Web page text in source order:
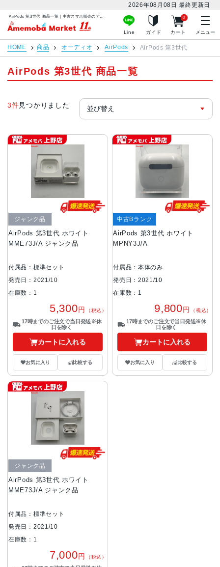
2026年08月08日 最終更新日
アメモバマーケット
Line ガイド カート
0
メニュー
HOME 商品 オーディオ AirPods AirPods 第3世代
AirPods 第3世代 商品一覧
3件見つかりました
AirPods 第3世代 ホワイト
MME73J/A ジャンク品
ジャンク品
付属品：標準セット
発売日：2021/10
在庫数：1
5,300円 （税込）
17時までのご注文で当日発送※休
日を除く
カートに入れる
お気に入り 比較する
AirPods 第3世代 ホワイト
MPNY3J/A
中古Bランク
付属品：本体のみ
発売日：2021/10
在庫数：1
9,800円 （税込）
17時までのご注文で当日発送※休
日を除く
カートに入れる
お気に入り 比較する
AirPods 第3世代 ホワイト
MME73J/A ジャンク品
ジャンク品
付属品：標準セット
発売日：2021/10
在庫数：1
7,000円 （税込）